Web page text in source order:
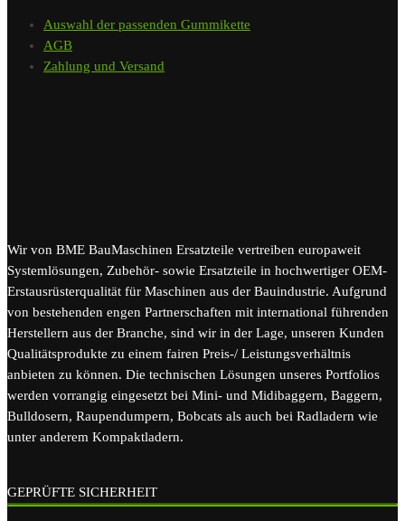
Auswahl der passenden Gummikette
AGB
Zahlung und Versand
Wir von BME BauMaschinen Ersatzteile vertreiben europaweit
Systemlösungen, Zubehör- sowie Ersatzteile in hochwertiger OEM-
Erstausrüsterqualität für Maschinen aus der Bauindustrie. Aufgrund
von bestehenden engen Partnerschaften mit international führenden
Herstellern aus der Branche, sind wir in der Lage, unseren Kunden
Qualitätsprodukte zu einem fairen Preis-/ Leistungsverhältnis
anbieten zu können. Die technischen Lösungen unseres Portfolios
werden vorrangig eingesetzt bei Mini- und Midibaggern, Baggern,
Bulldosern, Raupendumpern, Bobcats als auch bei Radladern wie
unter anderem Kompaktladern.
GEPRÜFTE SICHERHEIT